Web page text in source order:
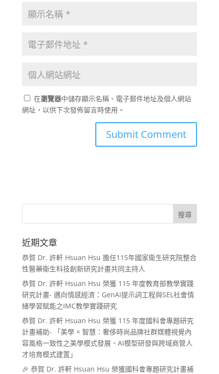
在瀏覽器中儲存顯示名稱、電子郵件地址及個人網站
網址，以供下次發佈留言時使用。
近期文章
恭賀 Dr. 許軒 Hsuan Hsu 擔任115年國家衛生研究院整合
性醫藥衛生科技創新研究計畫共同主持人
恭賀 Dr. 許軒 Hsuan Hsu 榮獲 115 年度教育部教學實踐
研究計畫- 邁向情感經濟：GenAI提示詞工程與SEL社會情
緒學習賦能之IMC教學實踐研究
恭賀 Dr. 許軒 Hsuan Hsu 榮獲 115 年度國科會專題研究
計畫補助- 「美學 × 智慧：奢侈時尚品牌社群媒體視覺內
容風格一致性之美學模式發展、AI模型研發與跨域商管人
才培育模式建置」
🎉 恭賀 Dr. 許軒 Hsuan Hsu 榮獲國科會專題研究計畫補